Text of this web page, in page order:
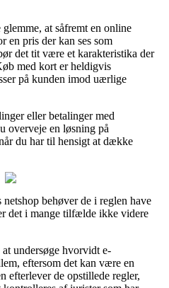
at såfremt en online
en pris der kan ses som
det tit være et karakteristika der
med kort er heldigvis
på kunden imod uærlige
eller betalinger med
overveje en løsning på
du har til hensigt at dække
behøver de i reglen have
det i mange tilfælde ikke videre
undersøge hvorvidt e-
eftersom det kan være en
efterlever de opstillede regler,